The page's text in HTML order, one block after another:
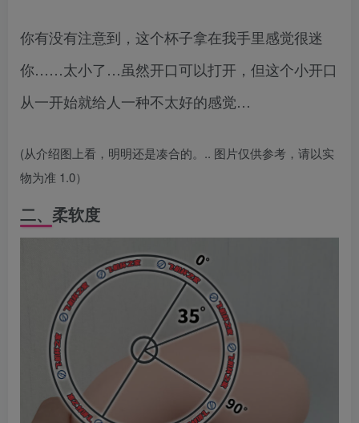
你有没有注意到，这个杯子拿在我手里感觉很迷
你……太小了…虽然开口可以打开，但这个小开口
从一开始就给人一种不太好的感觉…
(从介绍图上看，明明还是凑合的。.. 图片仅供参考，请以实
物为准 1.0）
二、柔软度